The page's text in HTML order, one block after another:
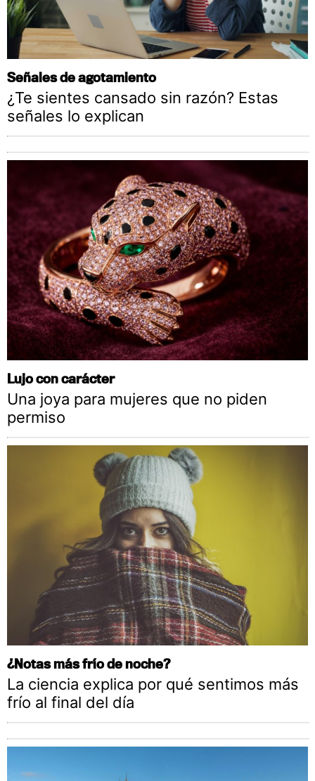
Señales de agotamiento
¿Te sientes cansado sin razón? Estas
señales lo explican
Lujo con carácter
Una joya para mujeres que no piden
permiso
¿Notas más frío de noche?
La ciencia explica por qué sentimos más
frío al final del día